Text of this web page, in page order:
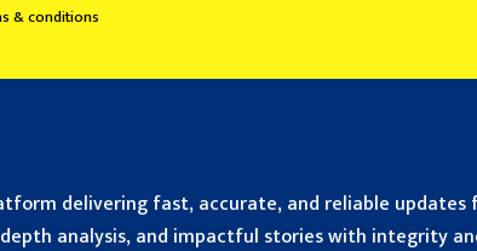
& conditions
delivering fast, accurate, and reliable updates
analysis, and impactful stories with integrity